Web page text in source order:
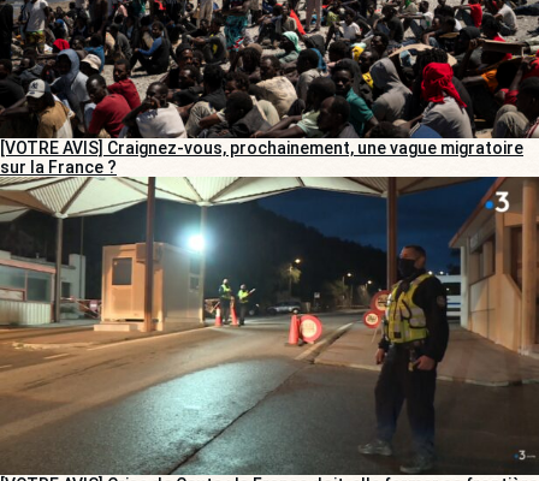
[VOTRE AVIS] Craignez-vous, prochainement, une vague migratoire
sur la France ?